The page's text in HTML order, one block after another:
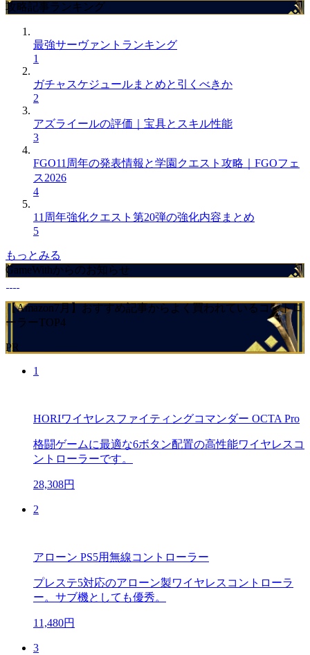
攻略記事ランキング
最強サーヴァントランキング
1
ガチャスケジュールまとめと引くべきか
2
アズライールの評価｜宝具とスキル性能
3
FGO11周年の発表情報と学園クエスト攻略｜FGOフェ
ス2026
4
11周年強化クエスト第20弾の強化内容まとめ
5
もっとみる
GameWithからのお知らせ
【Amazon7月】おすすめ記事からよく買われているコントロ
ーラーTOP4
PR
1
HORIワイヤレスファイティングコマンダー OCTA Pro
格闘ゲームに最適な6ボタン配置の高性能ワイヤレスコ
ントローラーです。
28,308円
2
アローン PS5用無線コントローラー
プレステ5対応のアローン製ワイヤレスコントローラ
ー。サブ機としても優秀。
11,480円
3